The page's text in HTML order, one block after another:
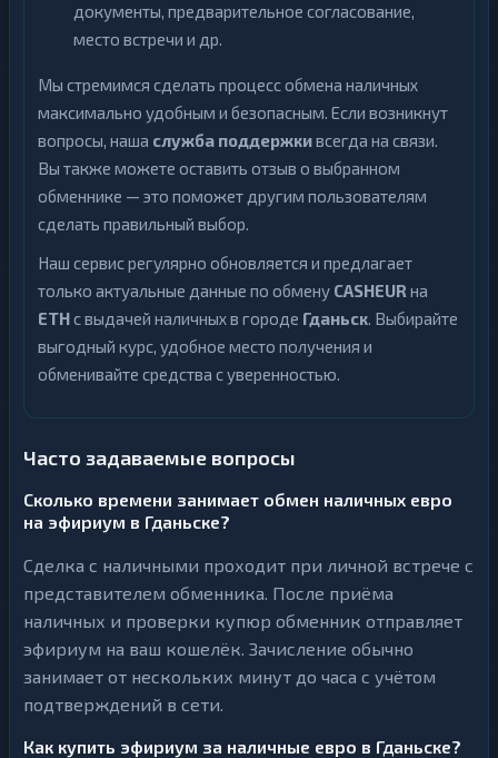
документы, предварительное согласование,
место встречи и др.
Мы стремимся сделать процесс обмена наличных
максимально удобным и безопасным. Если возникнут
вопросы, наша служба поддержкивсегда на связи.
Вы также можете оставить отзыв о выбранном
обменнике — это поможет другим пользователям
сделать правильный выбор.
Наш сервис регулярно обновляется и предлагает
только актуальные данные по обмену CASHEUR на
ETHс выдачей наличных в городе Гданьск. Выбирайте
выгодный курс, удобное место получения и
обменивайте средства с уверенностью.
Часто задаваемые вопросы
Сколько времени занимает обмен наличных евро
на эфириум в Гданьске?
Сделка с наличными проходит при личной встрече с
представителем обменника. После приёма
наличных и проверки купюр обменник отправляет
эфириум на ваш кошелёк. Зачисление обычно
занимает от нескольких минут до часа с учётом
подтверждений в сети.
Как купить эфириум за наличные евро в Гданьске?